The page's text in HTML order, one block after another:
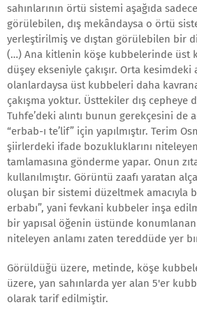
sahınlarının örtü sistemi aşağıda
görülebilen, dış mekândaysa o örtü
yerleştirilmiş ve dıştan görülebilen bir
(…) Ana kitlenin köşe kubbelerinde üst
düşey ekseniyle çakışır. Orta
olanlardaysa üst kubbeleri daha
çakışma yoktur. Üsttekiler dış
Tuhfe’deki alıntı bunun gerekçesini de
“erbab-ı te’lif” için yapılmıştır. Terim
şiirlerdeki ifade bozukluklarını niteleyen
tamlamasına gönderme yapar. Onun
kullanılmıştır. Görüntü zaafı yaratan
oluşan bir sistemi düzeltmek amacıyla
erbabı”, yani fevkani kubbeler inşa
bir yapısal öğenin üstünde
niteleyen anlamı zaten tereddüde yer
Görüldüğü üzere, metinde, köşe
üzere, yan sahınlarda yer alan 5'er
olarak tarif edilmiştir.